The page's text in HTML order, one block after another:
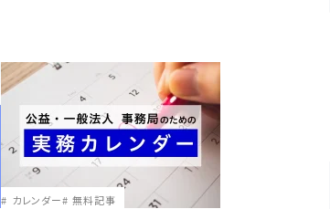
カレンダー 無料記事